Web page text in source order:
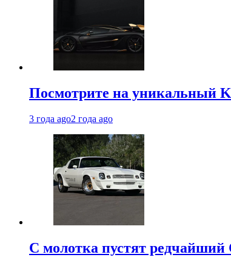
Посмотрите на уникальный
3 года ago2 года ago
С молотка пустят редчайший